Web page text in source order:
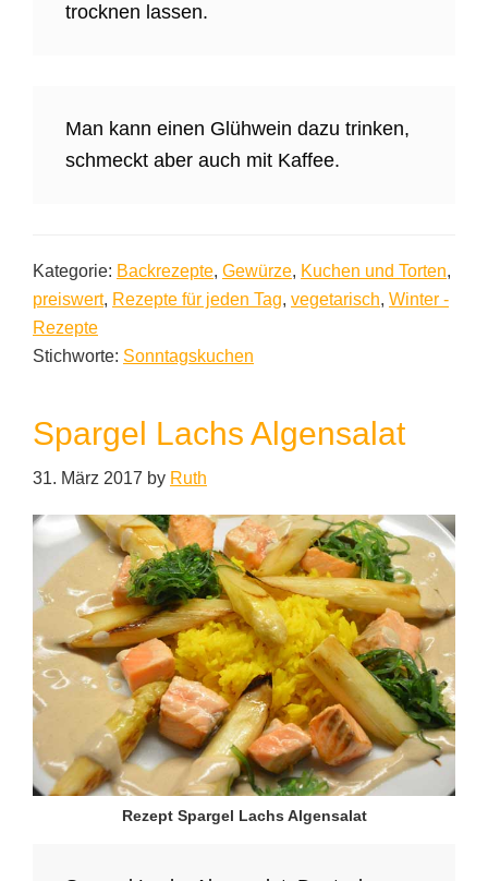
trocknen lassen.
Man kann einen Glühwein dazu trinken,
schmeckt aber auch mit Kaffee.
Kategorie: Backrezepte, Gewürze, Kuchen und Torten,
preiswert, Rezepte für jeden Tag, vegetarisch, Winter -
Rezepte
Stichworte: Sonntagskuchen
Spargel Lachs Algensalat
31. März 2017 by Ruth
Rezept Spargel Lachs Algensalat